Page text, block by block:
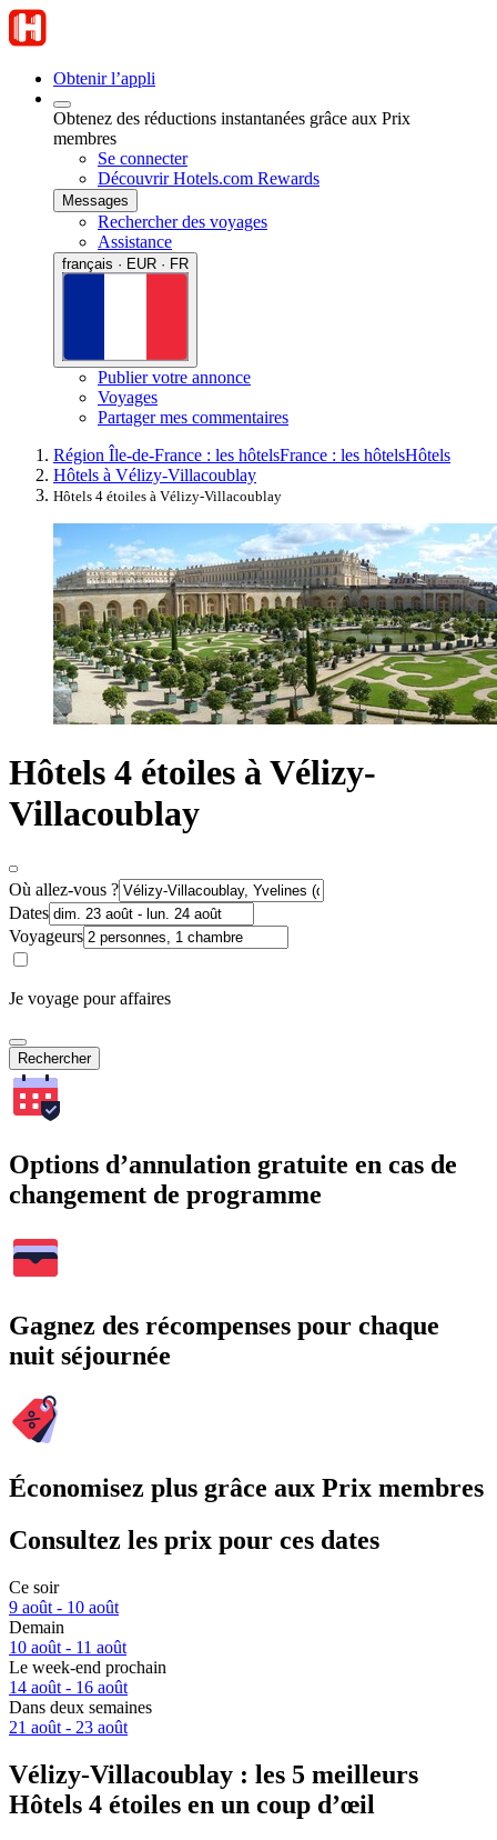
Obtenir l’appli
Obtenez des réductions instantanées grâce aux Prix
membres
Se connecter
Découvrir Hotels.com Rewards
Messages
Rechercher des voyages
Assistance
français · EUR · FR
Publier votre annonce
Voyages
Partager mes commentaires
Région Île-de-France : les hôtelsFrance : les hôtelsHôtels
Hôtels à Vélizy-Villacoublay
Hôtels 4 étoiles à Vélizy-Villacoublay
Hôtels 4 étoiles à Vélizy-
Villacoublay
Où allez-vous ?
Dates
Voyageurs
Je voyage pour affaires
Rechercher
Options d’annulation gratuite en cas de
changement de programme
Gagnez des récompenses pour chaque
nuit séjournée
Économisez plus grâce aux Prix membres
Consultez les prix pour ces dates
Ce soir
9 août - 10 août
Demain
10 août - 11 août
Le week-end prochain
14 août - 16 août
Dans deux semaines
21 août - 23 août
Vélizy-Villacoublay : les 5 meilleurs
Hôtels 4 étoiles en un coup d’œil